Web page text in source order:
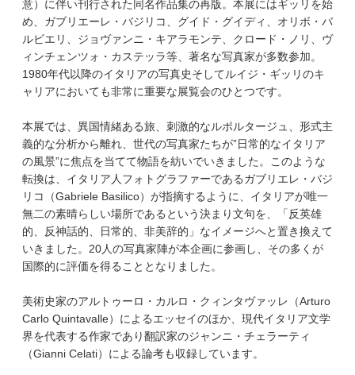
意）に伴い刊行された同名作品集の再版。本展にはギッリを始
め、ガブリエーレ・バジリコ、グイド・グイディ、オリボ・バ
ルビエリ、ジョヴァンニ・キアラモンテ、クロード・ノリ、ヴ
ィンチェンツォ・カステッラ等、著名な写真家が多数参加。
1980年代以降のイタリアの写真史そしてルイジ・ギッリのキ
ャリアにおいても非常に重要な展覧会のひとつです。
本展では、異国情緒ある旅、刺激的なルポルタージュ、形式主
義的な分析から離れ、世代の写真家たちが”日常的なイタリア
の風景”に焦点を当てて物語を紡いでいきました。このような
転換は、イタリア人フォトグラファーであるガブリエレ・バジ
リコ（Gabriele Basilico）が指摘するように、イタリアが唯一
無二の素晴らしい場所であるという決まり文句を、「反英雄
的、反神話的、日常的、非美辞的」なイメージへと置き換えて
いきました。20人の写真家陣が本企画に参画し、その多くが
国際的に評価を得ることとなりました。
美術史家のアルトゥーロ・カルロ・クィンタヴァッレ（Arturo
Carlo Quintavalle）によるエッセイのほか、現代イタリア文学
界を代表する作家であり翻訳家のジャンニ・チェラーティ
（Gianni Celati）による論考も収録しています。